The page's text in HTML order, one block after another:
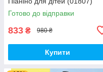
Готово до відправки
833 ₴ 980 ₴
Купити